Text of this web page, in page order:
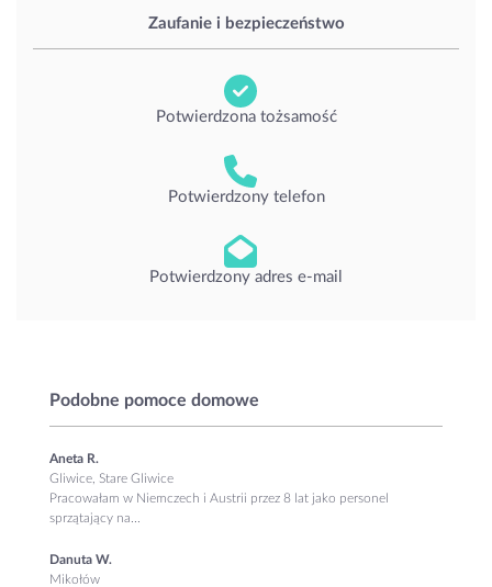
Zaufanie i bezpieczeństwo
Potwierdzona tożsamość
Potwierdzony telefon
Potwierdzony adres e-mail
Podobne pomoce domowe
Aneta R.
Gliwice, Stare Gliwice
Pracowałam w Niemczech i Austrii przez 8 lat jako personel
sprzątający na...
Danuta W.
Mikołów